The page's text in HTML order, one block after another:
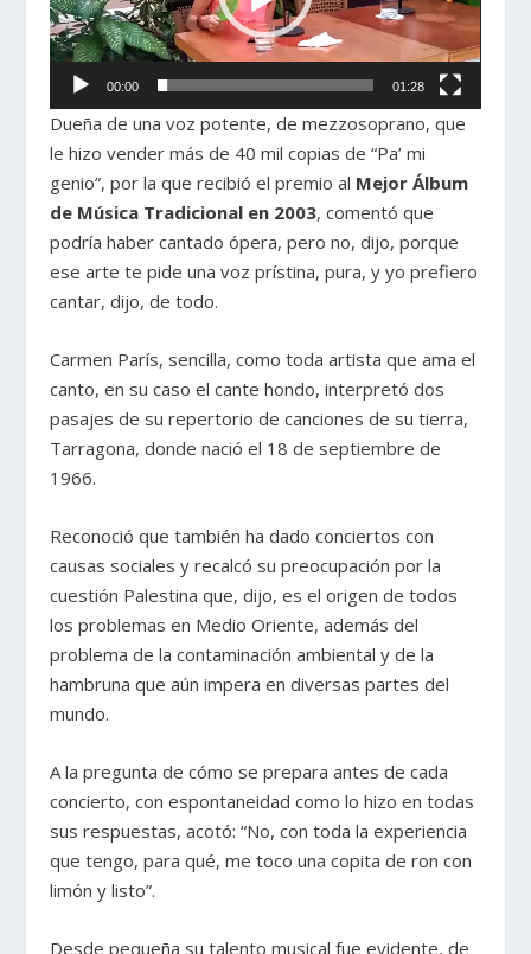
00:00 01:28
Dueña de una voz potente, de mezzosoprano, que
le hizo vender más de 40 mil copias de “Pa’ mi
genio”, por la que recibió el premio al Mejor Álbum
de Música Tradicional en 2003, comentó que
podría haber cantado ópera, pero no, dijo, porque
ese arte te pide una voz prístina, pura, y yo prefiero
cantar, dijo, de todo.
Carmen París, sencilla, como toda artista que ama el
canto, en su caso el cante hondo, interpretó dos
pasajes de su repertorio de canciones de su tierra,
Tarragona, donde nació el 18 de septiembre de
1966.
Reconoció que también ha dado conciertos con
causas sociales y recalcó su preocupación por la
cuestión Palestina que, dijo, es el origen de todos
los problemas en Medio Oriente, además del
problema de la contaminación ambiental y de la
hambruna que aún impera en diversas partes del
mundo.
A la pregunta de cómo se prepara antes de cada
concierto, con espontaneidad como lo hizo en todas
sus respuestas, acotó: “No, con toda la experiencia
que tengo, para qué, me toco una copita de ron con
limón y listo”.
Desde pequeña su talento musical fue evidente, de